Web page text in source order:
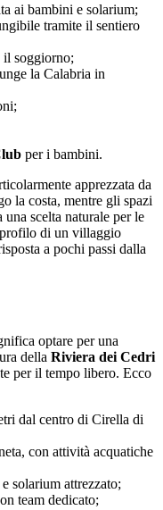
ai bambini e solarium;
tramite il sentiero
il soggiorno;
la Calabria in
per i bambini.
apprezzata da
la costa, mentre gli spazi
scelta naturale per le
di un villaggio
a pochi passi dalla
optare per una
della Riviera dei Cedri
per il tempo libero. Ecco
dal centro di Cirella di
con attività acquatiche
solarium attrezzato;
team dedicato;